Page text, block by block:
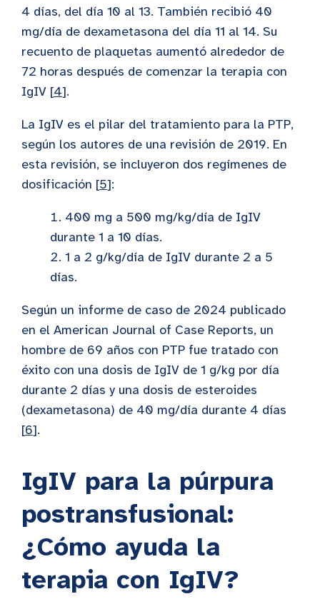
4 días, del día 10 al 13. También recibió 40
mg/día de dexametasona del día 11 al 14. Su
recuento de plaquetas aumentó alrededor de
72 horas después de comenzar la terapia con
IgIV [4].
La IgIV es el pilar del tratamiento para la PTP,
según los autores de una revisión de 2019. En
esta revisión, se incluyeron dos regímenes de
dosificación [5]:
400 mg a 500 mg/kg/día de IgIV
durante 1 a 10 días.
1 a 2 g/kg/día de IgIV durante 2 a 5
días.
Según un informe de caso de 2024 publicado
en el American Journal of Case Reports, un
hombre de 69 años con PTP fue tratado con
éxito con una dosis de IgIV de 1 g/kg por día
durante 2 días y una dosis de esteroides
(dexametasona) de 40 mg/día durante 4 días
[6].
IgIV para la púrpura
postransfusional:
¿Cómo ayuda la
terapia con IgIV?